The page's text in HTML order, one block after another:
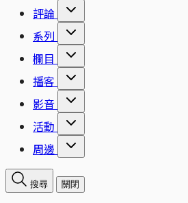
評論
系列
欄目
播客
影音
活動
周邊
搜尋 關閉